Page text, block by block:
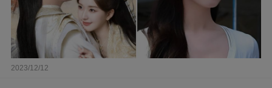
2023/12/12